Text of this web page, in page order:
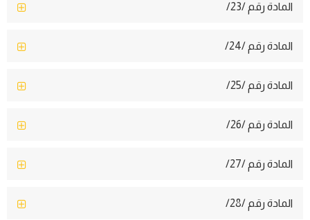
المادة رقم /23/
المادة رقم /24/
المادة رقم /25/
المادة رقم /26/
المادة رقم /27/
المادة رقم /28/